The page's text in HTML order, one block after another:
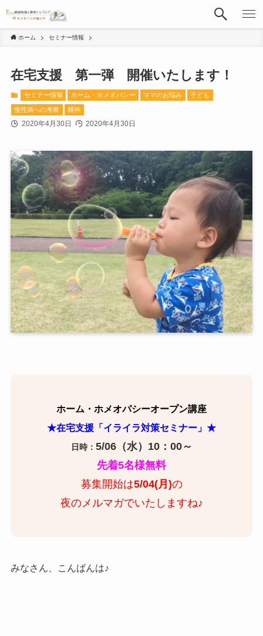
ホーム セミナー情報
在宅支援 第一弾 開催いたします！
セミナー情報 ホーム・ホメオパシー ママのお悩み 子ども
慢性病への考察 精神
2020年4月30日 2020年4月30日
ホーム・ホメオパシーオープン講座
★在宅支援「イライラ対策セミナー」★
日時： 5/06（水）10：00～
先着5名様無料
募集開始は5/04(月)の
夜のメルマガでいたしますね♪
みなさん、こんばんは♪